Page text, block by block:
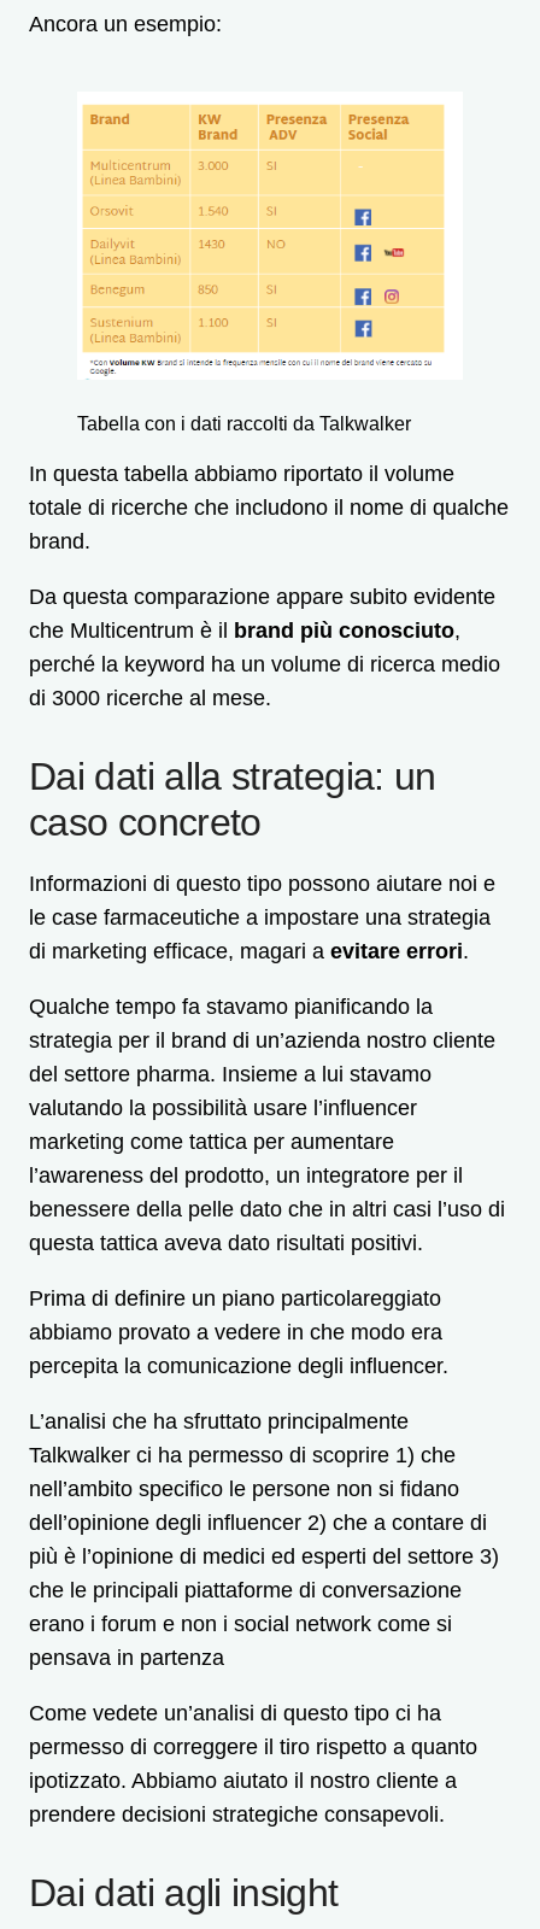
Ancora un esempio:
Tabella con i dati raccolti da Talkwalker
In questa tabella abbiamo riportato il volume
totale di ricerche che includono il nome di qualche
brand.
Da questa comparazione appare subito evidente
che Multicentrum è il brand più conosciuto,
perché la keyword ha un volume di ricerca medio
di 3000 ricerche al mese.
Dai dati alla strategia: un
caso concreto
Informazioni di questo tipo possono aiutare noi e
le case farmaceutiche a impostare una strategia
di marketing efficace, magari a evitare errori.
Qualche tempo fa stavamo pianificando la
strategia per il brand di un’azienda nostro cliente
del settore pharma. Insieme a lui stavamo
valutando la possibilità usare l’influencer
marketing come tattica per aumentare
l’awareness del prodotto, un integratore per il
benessere della pelle dato che in altri casi l’uso di
questa tattica aveva dato risultati positivi.
Prima di definire un piano particolareggiato
abbiamo provato a vedere in che modo era
percepita la comunicazione degli influencer.
L’analisi che ha sfruttato principalmente
Talkwalker ci ha permesso di scoprire 1) che
nell’ambito specifico le persone non si fidano
dell’opinione degli influencer 2) che a contare di
più è l’opinione di medici ed esperti del settore 3)
che le principali piattaforme di conversazione
erano i forum e non i social network come si
pensava in partenza
Come vedete un’analisi di questo tipo ci ha
permesso di correggere il tiro rispetto a quanto
ipotizzato. Abbiamo aiutato il nostro cliente a
prendere decisioni strategiche consapevoli.
Dai dati agli insight